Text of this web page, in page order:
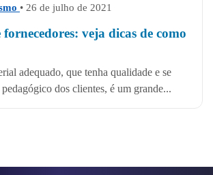
• 26 de julho de 2021
veja dicas de como
adequado, que tenha qualidade e se
dos clientes, é um grande...